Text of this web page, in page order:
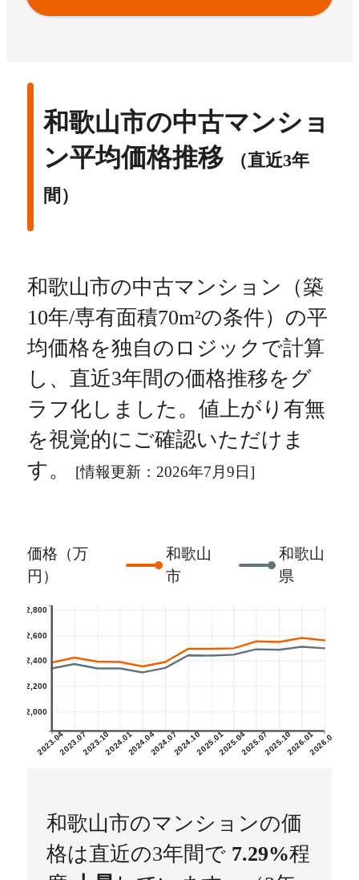
和歌山市の中古マンショ
ン平均価格推移
（直近3年
間）
和歌山市の中古マンション（築
10年/専有面積70m²の条件）の平
均価格を独自のロジックで計算
し、直近3年間の価格推移をグ
ラフ化しました。値上がり有無
を視覚的にご確認いただけま
す。
[情報更新：2026年7月9日]
価格（万
円）
和歌山
市
和歌山
県
2023.042023.072023.102024.012024.042024.072024.102025.012025.042025.072025.102026.012026.04
2,000
2,200
2,400
2,600
2,800
和歌山市のマンションの価
格は直近の3年間で 7.29%程